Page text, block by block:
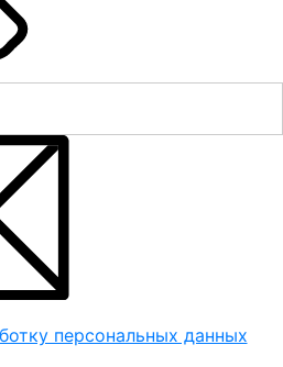
персональных данных